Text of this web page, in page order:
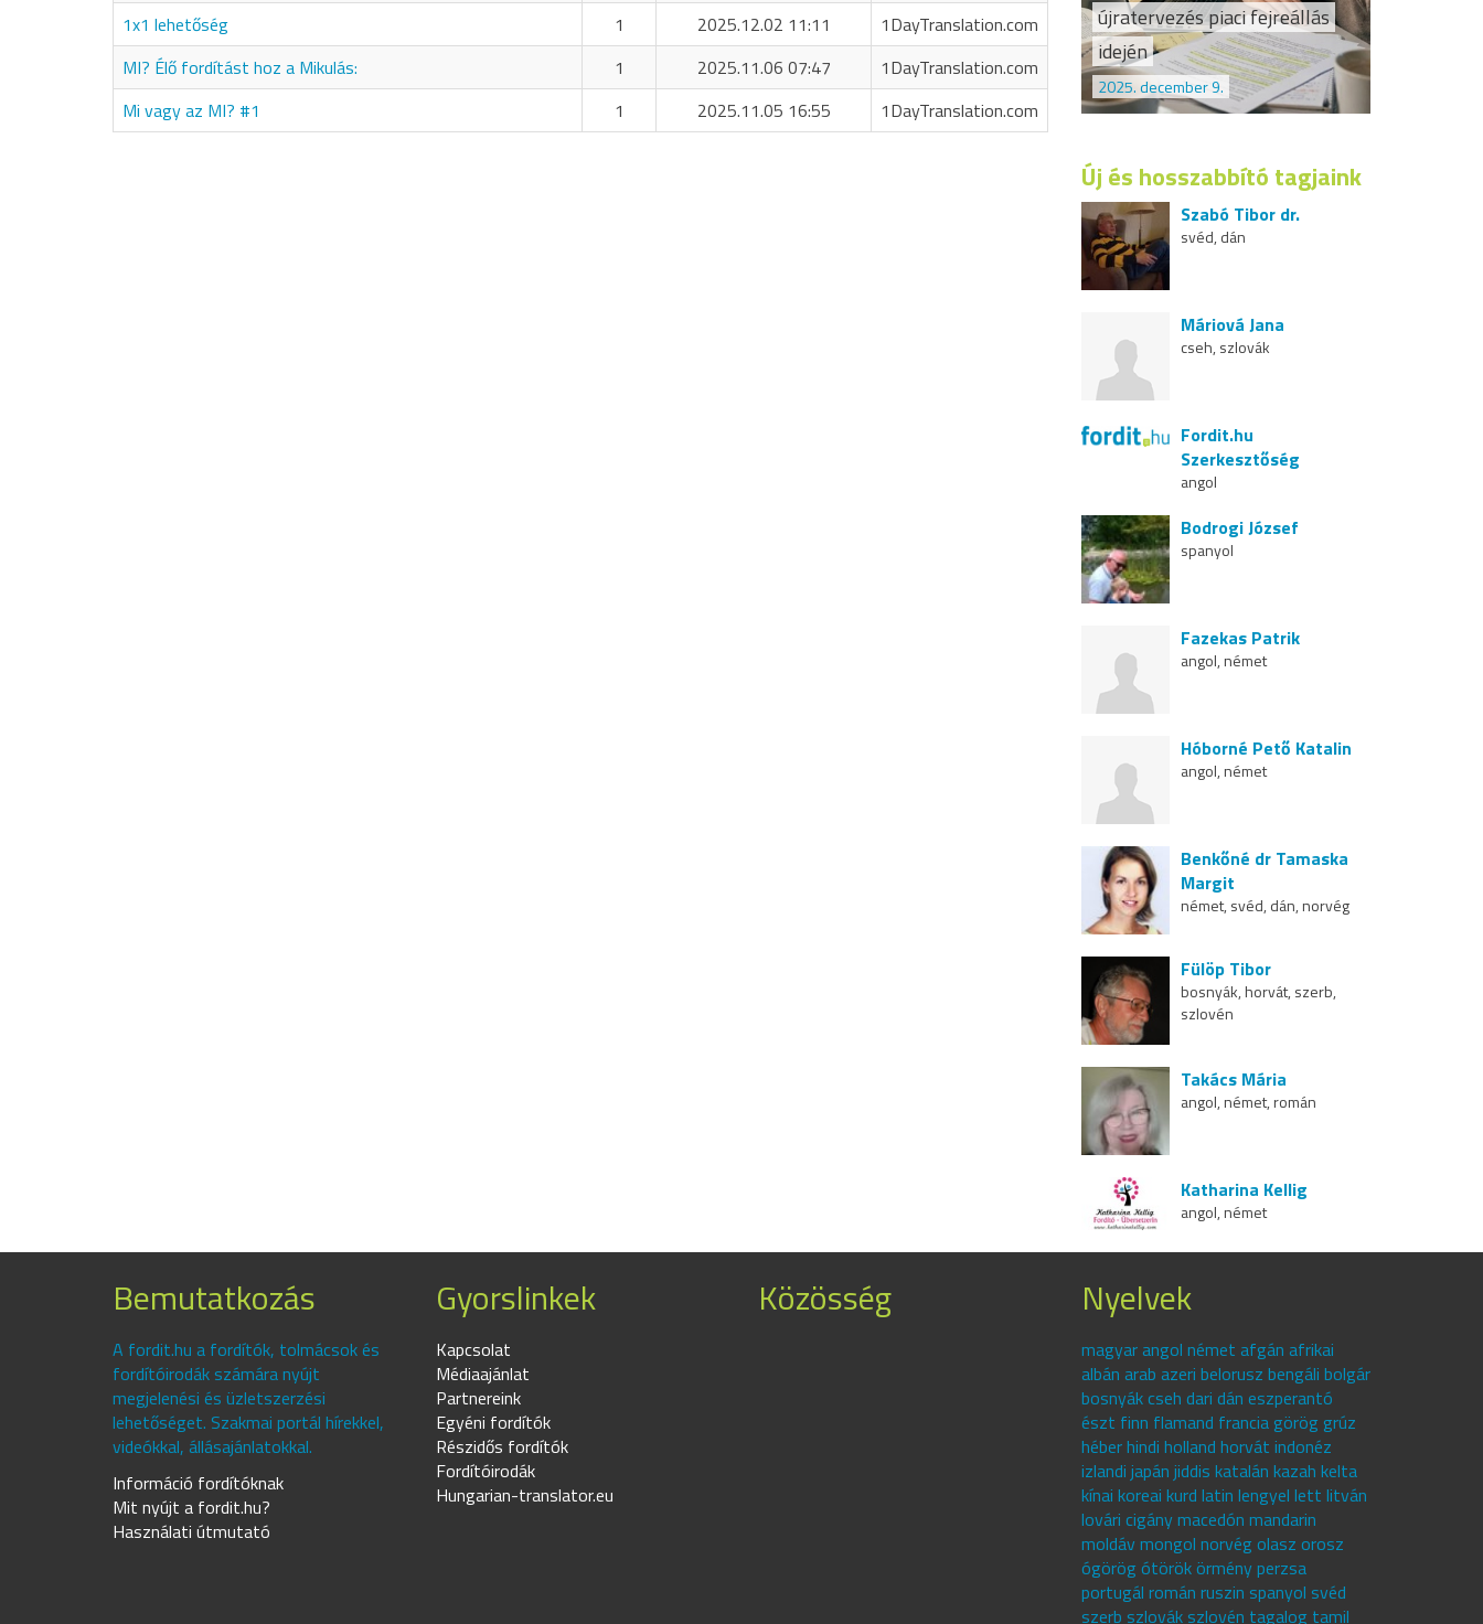
1x1 lehetőség
1 2025.12.02 11:11
1DayTranslation.com
MI? Élő fordítást hoz a Mikulás:
1 2025.11.06 07:47
1DayTranslation.com
Mi vagy az MI? #1
1 2025.11.05 16:55 1DayTranslation.com
újratervezés piaci fejreállás
idején
2025. december 9.
Új és hosszabbító tagjaink
Szabó Tibor dr.
svéd, dán
Máriová Jana
cseh, szlovák
Fordit.hu
Szerkesztőség
angol
Bodrogi József
spanyol
Fazekas Patrik
angol, német
Hóborné Pető Katalin
angol, német
Benkőné dr Tamaska
Margit
német, svéd, dán, norvég
Fülöp Tibor
bosnyák, horvát, szerb,
szlovén
Takács Mária
angol, német, román
Katharina Kellig
angol, német
Bemutatkozás
A fordit.hu a fordítók, tolmácsok és
fordítóirodák számára nyújt
megjelenési és üzletszerzési
lehetőséget. Szakmai portál hírekkel,
videókkal, állásajánlatokkal.
Információ fordítóknak
Mit nyújt a fordit.hu?
Használati útmutató
Gyorslinkek
Kapcsolat
Médiaajánlat
Partnereink
Egyéni fordítók
Részidős fordítók
Fordítóirodák
Hungarian-translator.eu
Közösség Nyelvek
magyar angol német afgán afrikai
albán arab azeri belorusz bengáli bolgár
bosnyák cseh dari dán eszperantó
észt finn flamand francia görög grúz
héber hindi holland horvát indonéz
izlandi japán jiddis katalán kazah kelta
kínai koreai kurd latin lengyel lett litván
lovári cigány macedón mandarin
moldáv mongol norvég olasz orosz
ógörög ótörök örmény perzsa
portugál román ruszin spanyol svéd
szerb szlovák szlovén tagalog tamil